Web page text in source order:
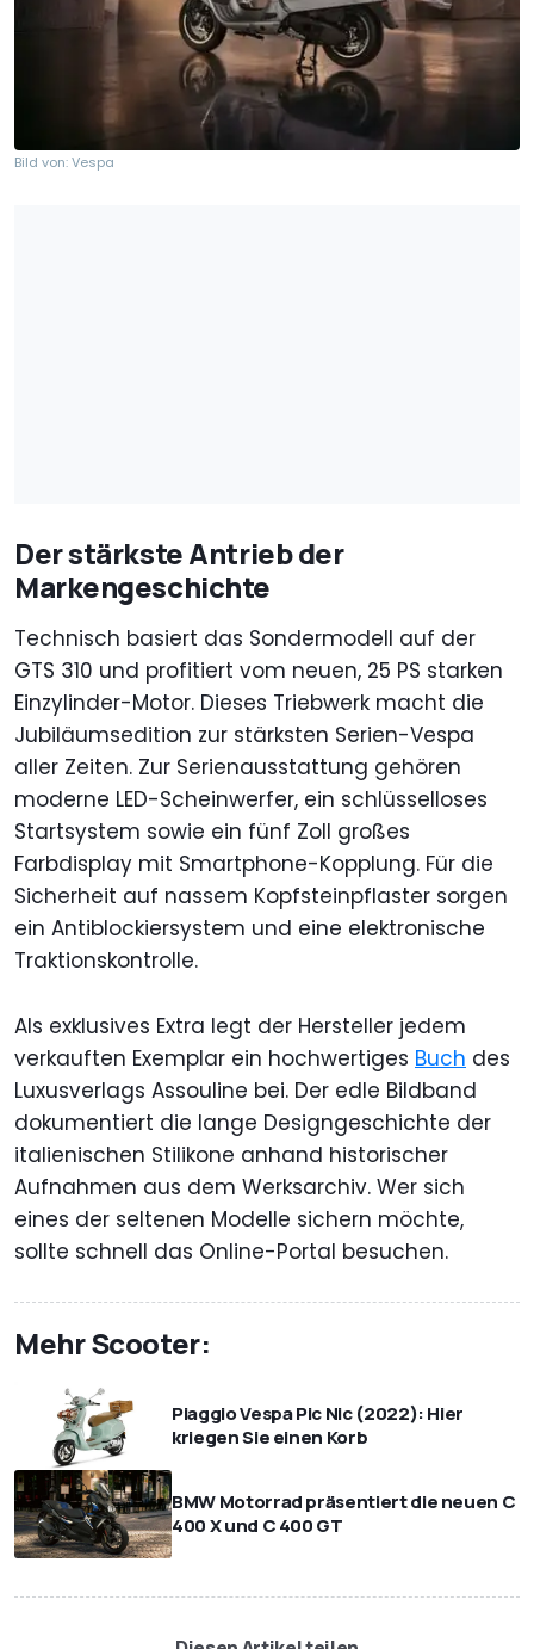
Bild von: Vespa
Der stärkste Antrieb der
Markengeschichte
Technisch basiert das Sondermodell auf der
GTS 310 und profitiert vom neuen, 25 PS starken
Einzylinder-Motor. Dieses Triebwerk macht die
Jubiläumsedition zur stärksten Serien-Vespa
aller Zeiten. Zur Serienausstattung gehören
moderne LED-Scheinwerfer, ein schlüsselloses
Startsystem sowie ein fünf Zoll großes
Farbdisplay mit Smartphone-Kopplung. Für die
Sicherheit auf nassem Kopfsteinpflaster sorgen
ein Antiblockiersystem und eine elektronische
Traktionskontrolle.
Als exklusives Extra legt der Hersteller jedem
verkauften Exemplar ein hochwertiges Buch des
Luxusverlags Assouline bei. Der edle Bildband
dokumentiert die lange Designgeschichte der
italienischen Stilikone anhand historischer
Aufnahmen aus dem Werksarchiv. Wer sich
eines der seltenen Modelle sichern möchte,
sollte schnell das Online-Portal besuchen.
Mehr Scooter:
Piaggio Vespa Pic Nic (2022): Hier
kriegen Sie einen Korb
BMW Motorrad präsentiert die neuen C
400 X und C 400 GT